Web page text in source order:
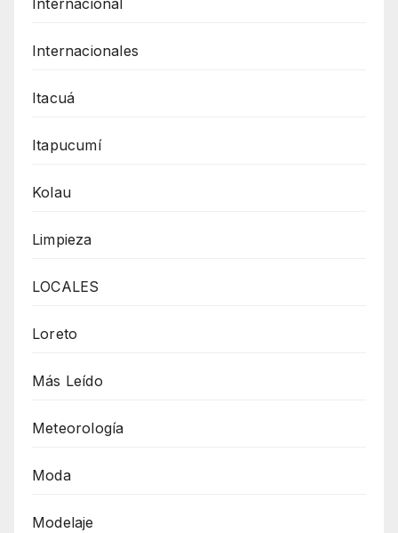
Internacional
Internacionales
Itacuá
Itapucumí
Kolau
Limpieza
LOCALES
Loreto
Más Leído
Meteorología
Moda
Modelaje